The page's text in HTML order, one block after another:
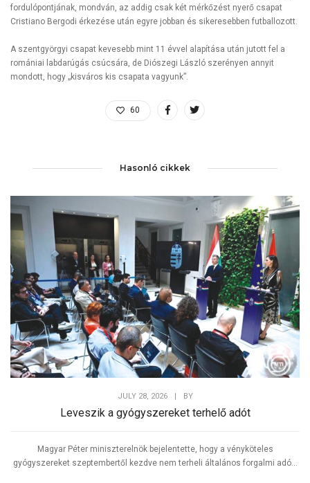
fordulópontjának, mondván, az addig csak két mérkőzést nyerő csapat
Cristiano Bergodi érkezése után egyre jobban és sikeresebben futballozott.
A szentgyörgyi csapat kevesebb mint 11 évvel alapítása után jutott fel a
romániai labdarúgás csúcsára, de Diószegi László szerényen annyit
mondott, hogy „kisváros kis csapata vagyunk”.
60
Hasonló cikkek
JULY 28, 2026 | BY
Leveszik a gyógyszereket terhelő adót
Magyar Péter miniszterelnök bejelentette, hogy a vényköteles
gyógyszereket szeptembertől kezdve nem terheli általános forgalmi adó...